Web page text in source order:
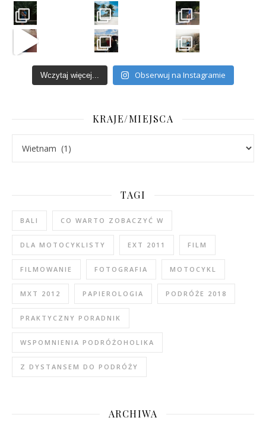
Wczytaj więcej... Obserwuj na Instagramie
KRAJE/MIEJSCA
TAGI
BALI CO WARTO ZOBACZYĆ W
DLA MOTOCYKLISTY EXT 2011 FILM
FILMOWANIE FOTOGRAFIA MOTOCYKL
MXT 2012 PAPIEROLOGIA PODRÓŻE 2018
PRAKTYCZNY PORADNIK
WSPOMNIENIA PODRÓŻOHOLIKA
Z DYSTANSEM DO PODRÓŻY
ARCHIWA